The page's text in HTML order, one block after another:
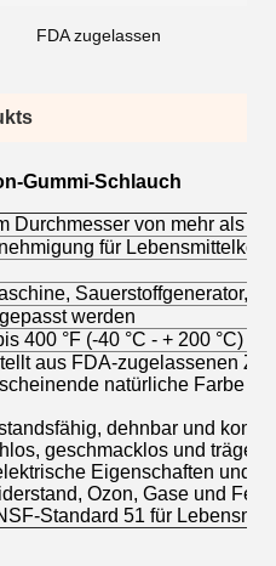
FDA zugelassen
Gummi-Schlauch
Durchmesser von mehr als 20
für
Sauerstoffgenerator,
werden
400 °F (-40 °C - + 200 °C)
aus FDA-zugelassenen
natürliche Farbe
dehnbar und
geschmacklos und träge
Eigenschaften und
Ozon, Gase und
Standard 51 für